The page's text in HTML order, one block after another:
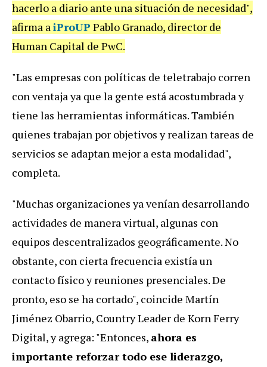
hacerlo a diario ante una situación de necesidad",
afirma aiProUP Pablo Granado, director de
Human Capital de PwC.
"Las empresas con políticas de teletrabajo corren
con ventaja ya que la gente está acostumbrada y
tiene las herramientas informáticas. También
quienes trabajan por objetivos y realizan tareas de
servicios se adaptan mejor a esta modalidad",
completa.
"Muchas organizaciones ya venían desarrollando
actividades de manera virtual, algunas con
equipos descentralizados geográficamente. No
obstante, con cierta frecuencia existía un
contacto físico y reuniones presenciales. De
pronto, eso se ha cortado", coincide Martín
Jiménez Obarrio, Country Leader de Korn Ferry
Digital, y agrega: "Entonces, ahora es
importante reforzar todo ese liderazgo,